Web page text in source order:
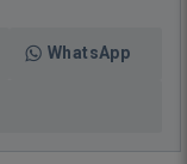
WhatsApp